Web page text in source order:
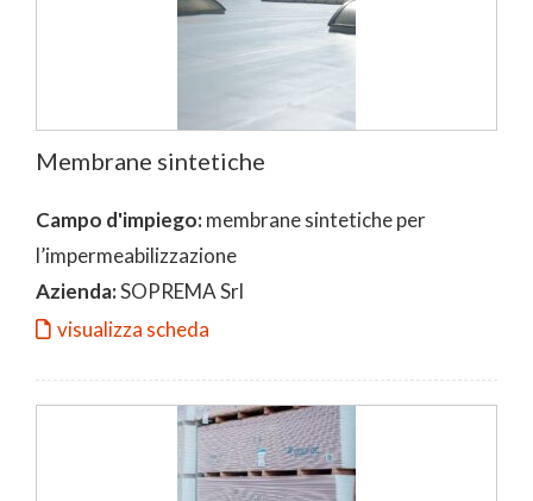
Membrane sintetiche
Campo d'impiego:membrane sintetiche per
l’impermeabilizzazione
Azienda:SOPREMA Srl
visualizza scheda